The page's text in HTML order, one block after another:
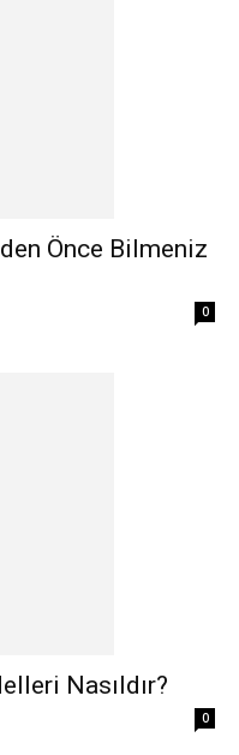
Önce Bilmeniz
0
Nasıldır?
0